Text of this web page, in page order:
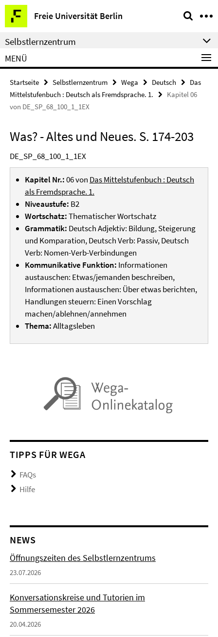
Springe
direkt
zu
Inhalt
Freie Universität Berlin
Service-
Navigation
Selbstlernzentrum
MENÜ
Startseite Selbstlernzentrum Wega Deutsch
Das
Mittelstufenbuch : Deutsch als Fremdsprache. 1.
Kapitel 06
von DE_SP_68_100_1_1EX
Was? - Altes und Neues. S. 174-203
DE_SP_68_100_1_1EX
Kapitel Nr.:06 von Das Mittelstufenbuch : Deutsch
als Fremdsprache. 1.
Niveaustufe: B2
Wortschatz:Thematischer Wortschatz
Grammatik: Deutsch Adjektiv: Bildung, Steigerung
und Komparation, Deutsch Verb: Passiv, Deutsch
Verb: Nomen-Verb-Verbindungen
Kommunikative Funktion: Informationen
austauschen: Etwas/jemanden beschreiben,
Informationen austauschen: Über etwas berichten,
Handlungen steuern: Einen Vorschlag
machen/ablehnen/annehmen
Thema:Alltagsleben
TIPPS FÜR WEGA
FAQs
Hilfe
NEWS
Öffnungszeiten des Selbstlernzentrums
23.07.2026
Konversationskreise und Tutorien im
Sommersemester 2026
20.04.2026